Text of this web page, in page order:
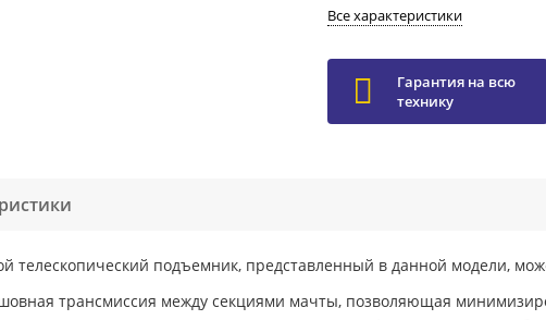
Все характеристики
Гарантия на всю
технику
телескопический подъемник, представленный в данной модели,
трансмиссия между секциями мачты, позволяющая